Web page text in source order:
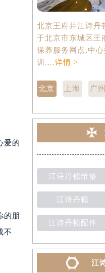
爱的
的朋
不
北京王府井江诗丹
于北京市东城区王
保养服务网点,中
训....详情 >
北京 上海 广州
江诗丹顿维修
江诗丹顿
江诗丹顿配件
江